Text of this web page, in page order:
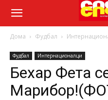
Дома Фудбал
Фудбал Интернационалци
Бехар Фета